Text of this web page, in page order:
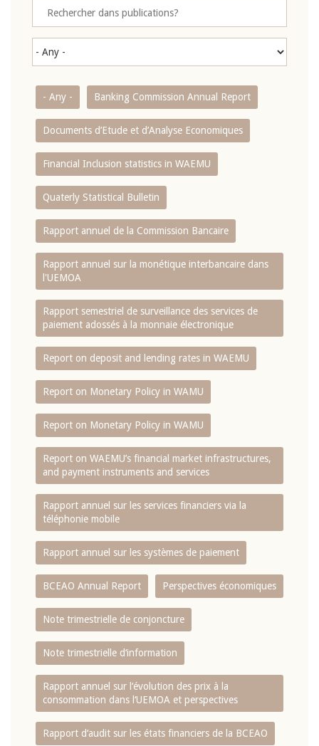
- Any - Banking Commission Annual Report
Documents d’Etude et d’Analyse Economiques
Financial Inclusion statistics in WAEMU
Quaterly Statistical Bulletin
Rapport annuel de la Commission Bancaire
Rapport annuel sur la monétique interbancaire dans
l'UEMOA
Rapport semestriel de surveillance des services de
paiement adossés à la monnaie électronique
Report on deposit and lending rates in WAEMU
Report on Monetary Policy in WAMU
Report on Monetary Policy in WAMU
Report on WAEMU’s financial market infrastructures,
and payment instruments and services
Rapport annuel sur les services financiers via la
téléphonie mobile
Rapport annuel sur les systèmes de paiement
BCEAO Annual Report Perspectives économiques
Note trimestrielle de conjoncture
Note trimestrielle d‘information
Rapport annuel sur l‘évolution des prix à la
consommation dans l‘UEMOA et perspectives
Rapport d‘audit sur les états financiers de la BCEAO